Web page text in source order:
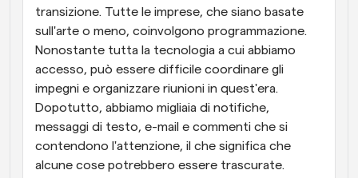
Link di Gruppo Dinamico
Prenota senza sforzo riunioni con più persone
Webhook
Ricevi una notifica quando succede qualcosa
transizione. Tutte le imprese, che siano basate
sull'arte o meno, coinvolgono programmazione.
Nonostante tutta la tecnologia a cui abbiamo
accesso, può essere difficile coordinare gli
impegni e organizzare riunioni in quest'era.
Dopotutto, abbiamo migliaia di notifiche,
messaggi di testo, e-mail e commenti che si
contendono l'attenzione, il che significa che
alcune cose potrebbero essere trascurate.